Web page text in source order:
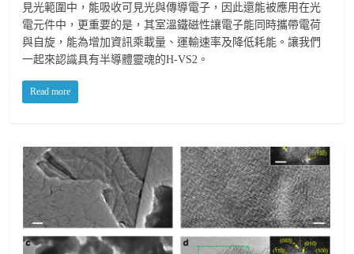
見光範圍中，能吸收可見光與傳導電子，因此還能被應用在光
電元件中，更重要的是，其室溫鐵磁性讓電子能同時攜帶電荷
與自旋，能為增加資訊乘載量、運輸速率及降低耗能。讓我們
一起來認識具有半導體靈魂的H-VS2。
Read more